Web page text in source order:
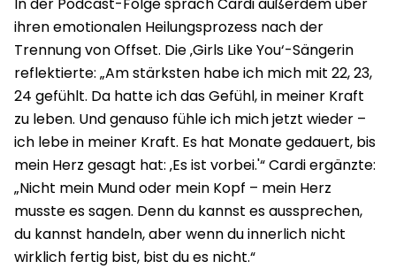
ihren emotionalen Heilungsprozess nach der
Trennung von Offset. Die ‚Girls Like You‘-Sängerin
reflektierte: „Am stärksten habe ich mich mit 22, 23,
24 gefühlt. Da hatte ich das Gefühl, in meiner Kraft
zu leben. Und genauso fühle ich mich jetzt wieder –
ich lebe in meiner Kraft. Es hat Monate gedauert, bis
mein Herz gesagt hat: ‚Es ist vorbei.'“ Cardi ergänzte:
„Nicht mein Mund oder mein Kopf – mein Herz
musste es sagen. Denn du kannst es aussprechen,
du kannst handeln, aber wenn du innerlich nicht
wirklich fertig bist, bist du es nicht.“